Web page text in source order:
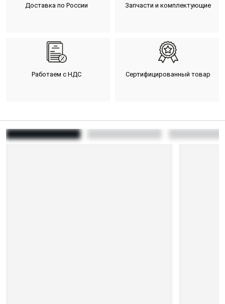
Доставка по России Запчасти и комплектующие
Работаем с НДС Сертифицированный товар